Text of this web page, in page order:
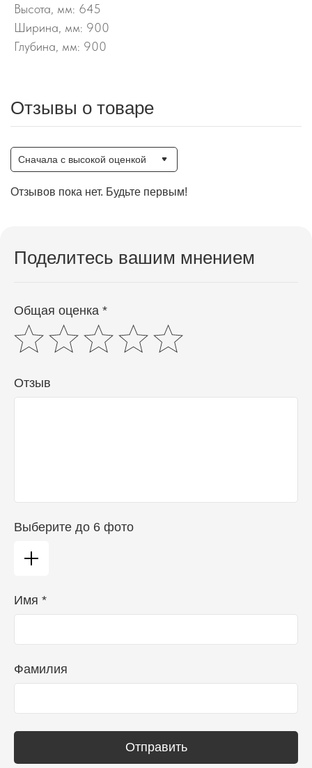
Высота, мм: 645
Ширина, мм: 900
Глубина, мм: 900
Отзывы о товаре
Сначала с высокой оценкой
Отзывов пока нет. Будьте первым!
Поделитесь вашим мнением
Общая оценка *
Отзыв
Выберите до 6 фото
Имя *
Фамилия
Отправить